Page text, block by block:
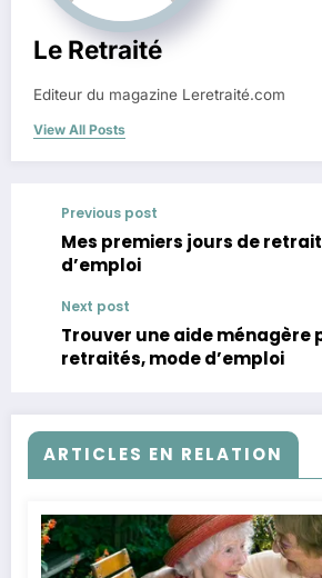
Le Retraité
Editeur du magazine Leretraité.com
View All Posts
Previous post
Mes premiers jours de
d’emploi
Next post
Trouver une aide ménagère
retraités, mode d’emploi
ARTICLES EN RELATION